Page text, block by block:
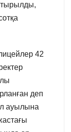
42
деп
ауылына